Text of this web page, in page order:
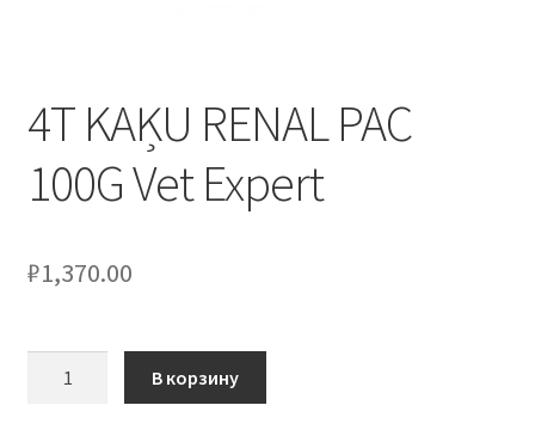
4T KAĶU RENAL PAC
100G Vet Expert
₽1,370.00
В корзину